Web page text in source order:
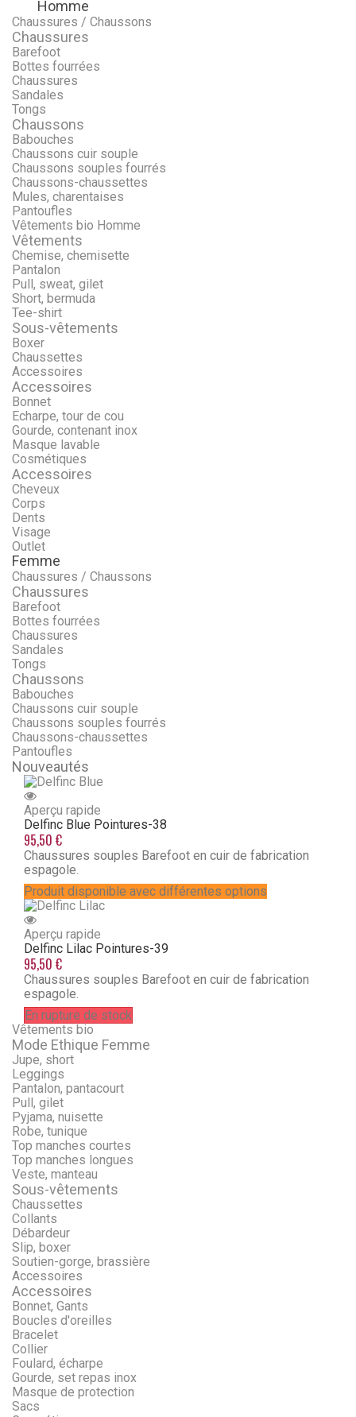
Homme
Chaussures / Chaussons
Chaussures
Barefoot
Bottes fourrées
Chaussures
Sandales
Tongs
Chaussons
Babouches
Chaussons cuir souple
Chaussons souples fourrés
Chaussons-chaussettes
Mules, charentaises
Pantoufles
Vêtements bio Homme
Vêtements
Chemise, chemisette
Pantalon
Pull, sweat, gilet
Short, bermuda
Tee-shirt
Sous-vêtements
Boxer
Chaussettes
Accessoires
Accessoires
Bonnet
Echarpe, tour de cou
Gourde, contenant inox
Masque lavable
Cosmétiques
Accessoires
Cheveux
Corps
Dents
Visage
Outlet
Femme
Chaussures / Chaussons
Chaussures
Barefoot
Bottes fourrées
Chaussures
Sandales
Tongs
Chaussons
Babouches
Chaussons cuir souple
Chaussons souples fourrés
Chaussons-chaussettes
Pantoufles
Nouveautés
Aperçu rapide
Delfinc Blue Pointures-38
95,50 €
Chaussures souples Barefoot en cuir de fabrication
espagole.
Produit disponible avec différentes options
Aperçu rapide
Delfinc Lilac Pointures-39
95,50 €
Chaussures souples Barefoot en cuir de fabrication
espagole.
En rupture de stock
Vêtements bio
Mode Ethique Femme
Jupe, short
Leggings
Pantalon, pantacourt
Pull, gilet
Pyjama, nuisette
Robe, tunique
Top manches courtes
Top manches longues
Veste, manteau
Sous-vêtements
Chaussettes
Collants
Débardeur
Slip, boxer
Soutien-gorge, brassière
Accessoires
Accessoires
Bonnet, Gants
Boucles d'oreilles
Bracelet
Collier
Foulard, écharpe
Gourde, set repas inox
Masque de protection
Sacs